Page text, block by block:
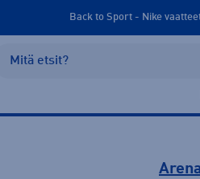
Back to Sport - Nike